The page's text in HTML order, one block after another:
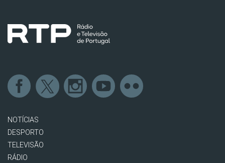
NOTÍCIAS
DESPORTO
TELEVISÃO
RÁDIO